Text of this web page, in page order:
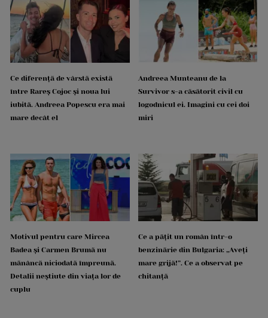
Ce diferență de vârstă există
între Rareș Cojoc și noua lui
iubită. Andreea Popescu era mai
mare decât el
Andreea Munteanu de la
Survivor s-a căsătorit civil cu
logodnicul ei. Imagini cu cei doi
miri
Motivul pentru care Mircea
Badea și Carmen Brumă nu
mănâncă niciodată împreună.
Detalii neștiute din viața lor de
cuplu
Ce a pățit un român într-o
benzinărie din Bulgaria: „Aveți
mare grijă!”. Ce a observat pe
chitanță